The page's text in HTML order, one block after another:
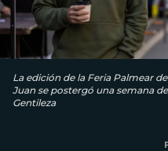
La edición de la Feria Palmear
Juan se postergó una semana
Gentileza